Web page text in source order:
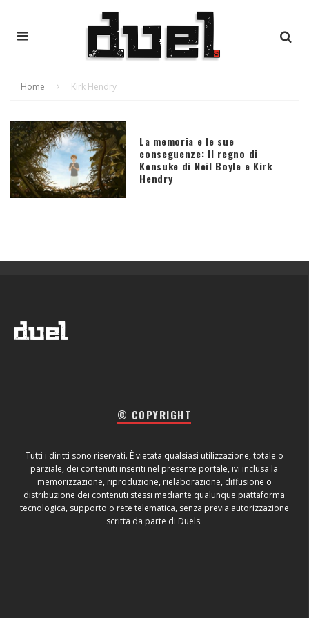
Home Kirk Hendry
La memoria e le sue
conseguenze: Il regno di
Kensuke di Neil Boyle e Kirk
Hendry
© COPYRIGHT
Tutti i diritti sono riservati. È vietata qualsiasi utilizzazione, totale o
parziale, dei contenuti inseriti nel presente portale, ivi inclusa la
memorizzazione, riproduzione, rielaborazione, diffusione o
distribuzione dei contenuti stessi mediante qualunque piattaforma
tecnologica, supporto o rete telematica, senza previa autorizzazione
scritta da parte di Duels.